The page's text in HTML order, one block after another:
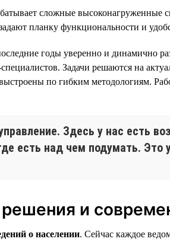
сложные
планку функциональности и
годы уверенно и динамично
Задачи решаются на
по гибким методологиям.
Здесь у нас есть
есть над чем подумать. Это
и
о населении. Сейчас каждое